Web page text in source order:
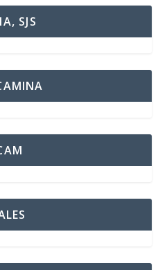
SJS